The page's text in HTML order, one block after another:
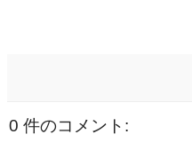
0 件のコメント: